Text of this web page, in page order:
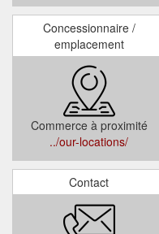
Concessionnaire /
emplacement
Commerce à proximité
../our-locations/
Contact